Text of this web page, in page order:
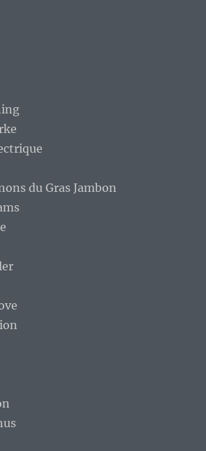
du Gras Jambon